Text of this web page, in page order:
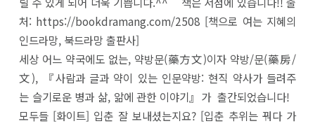
처: https://bookdramang.com/2508 [책으로 여는 지혜의
인드라망, 북드라망 출판사]
세상 어느 약국에도 없는, 약방문(藥方文)이자 약방/문(藥房/
文), 『사람과 글과 약이 있는 인문약방: 현직 약사가 들려주
는 슬기로운 병과 삶, 앎에 관한 이야기』가 출간되었습니다!
모두들 [화이트] 입춘 잘 보내셨는지요? [입춘 추위는 꿔다 가